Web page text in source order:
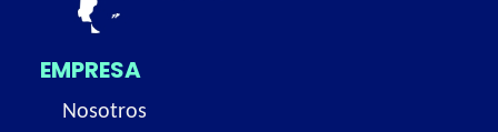
EMPRESA
Nosotros